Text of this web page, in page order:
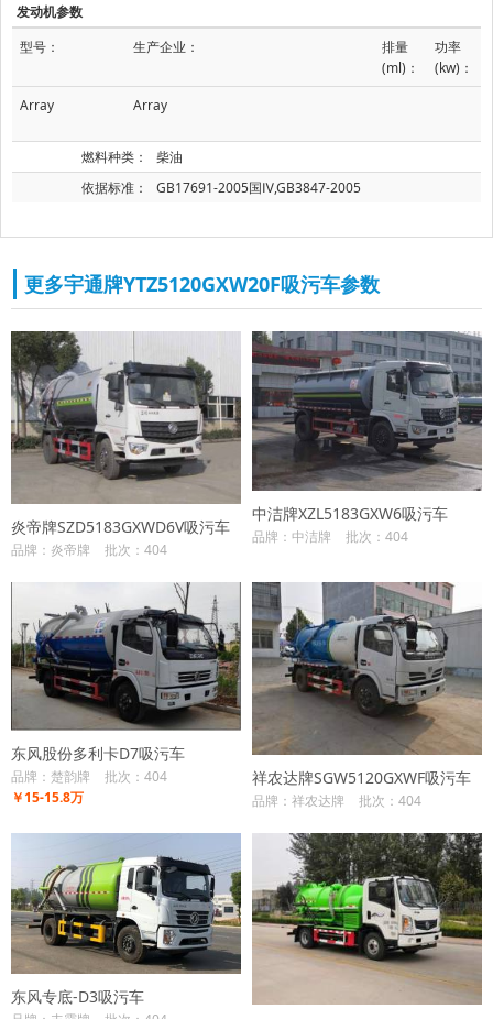
发动机参数
型号：
生产企业：
排量
(ml)：
功率
(kw)：
Array
Array
燃料种类：
柴油
依据标准：
GB17691-2005国Ⅳ,GB3847-2005
更多宇通牌YTZ5120GXW20F吸污车参数
炎帝牌SZD5183GXWD6V吸污车
品牌：炎帝牌 批次：404
中洁牌XZL5183GXW6吸污车
品牌：中洁牌 批次：404
东风股份多利卡D7吸污车
品牌：楚韵牌
批次：404
￥15-15.8万
祥农达牌SGW5120GXWF吸污车
品牌：祥农达牌 批次：404
东风专底-D3吸污车